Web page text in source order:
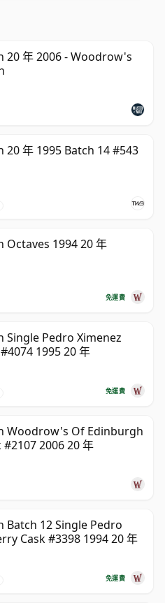
20 年 2006 - Woodrow's
20 年 1995 Batch 14 #543
Octaves 1994 20 年
免運費
Single Pedro Ximenez
1995 20 年
免運費
Woodrow's Of Edinburgh
#2107 2006 20 年
Batch 12 Single Pedro
Cask #3398 1994 20 年
免運費